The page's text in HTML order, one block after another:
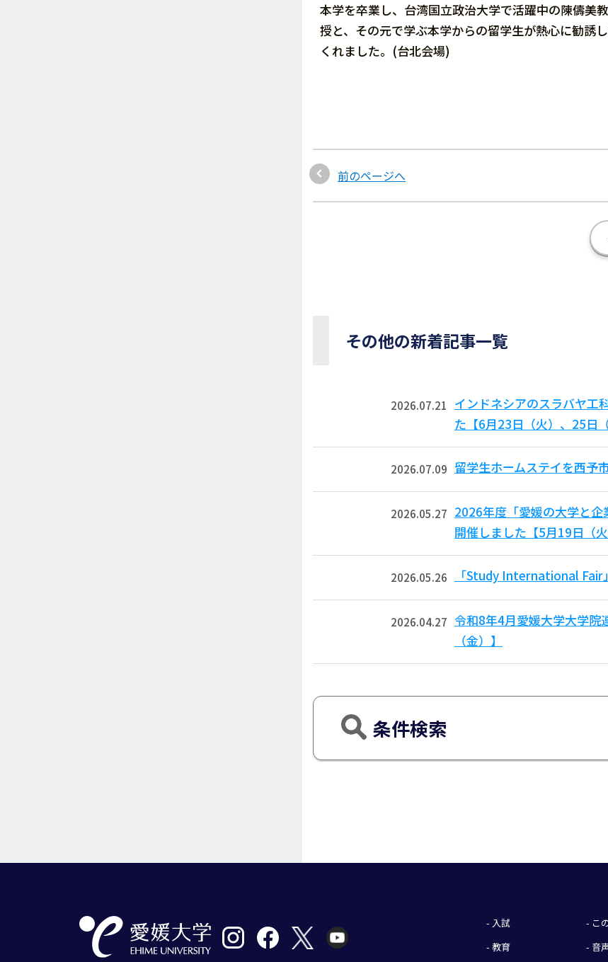
本学を卒業し、台湾国立政治大学で活躍中の陳儔美教
授と、その元で学ぶ本学からの留学生が熱心に勧誘
くれました。(台北会場)
前のページへ
その他の新着記事一覧
2026.07.21
インドネシアのスラバヤ
た【6月23日（火）、25日（
2026.07.09 留学生ホームステイを西予
2026.05.27 2026年度「愛媛の大学と
開催しました【5月19日（火
2026.05.26 「Study International Fair
2026.04.27 令和8年4月愛媛大学大学院
（金）】
条件検索
- 入試
- 教育
- こ
- 音